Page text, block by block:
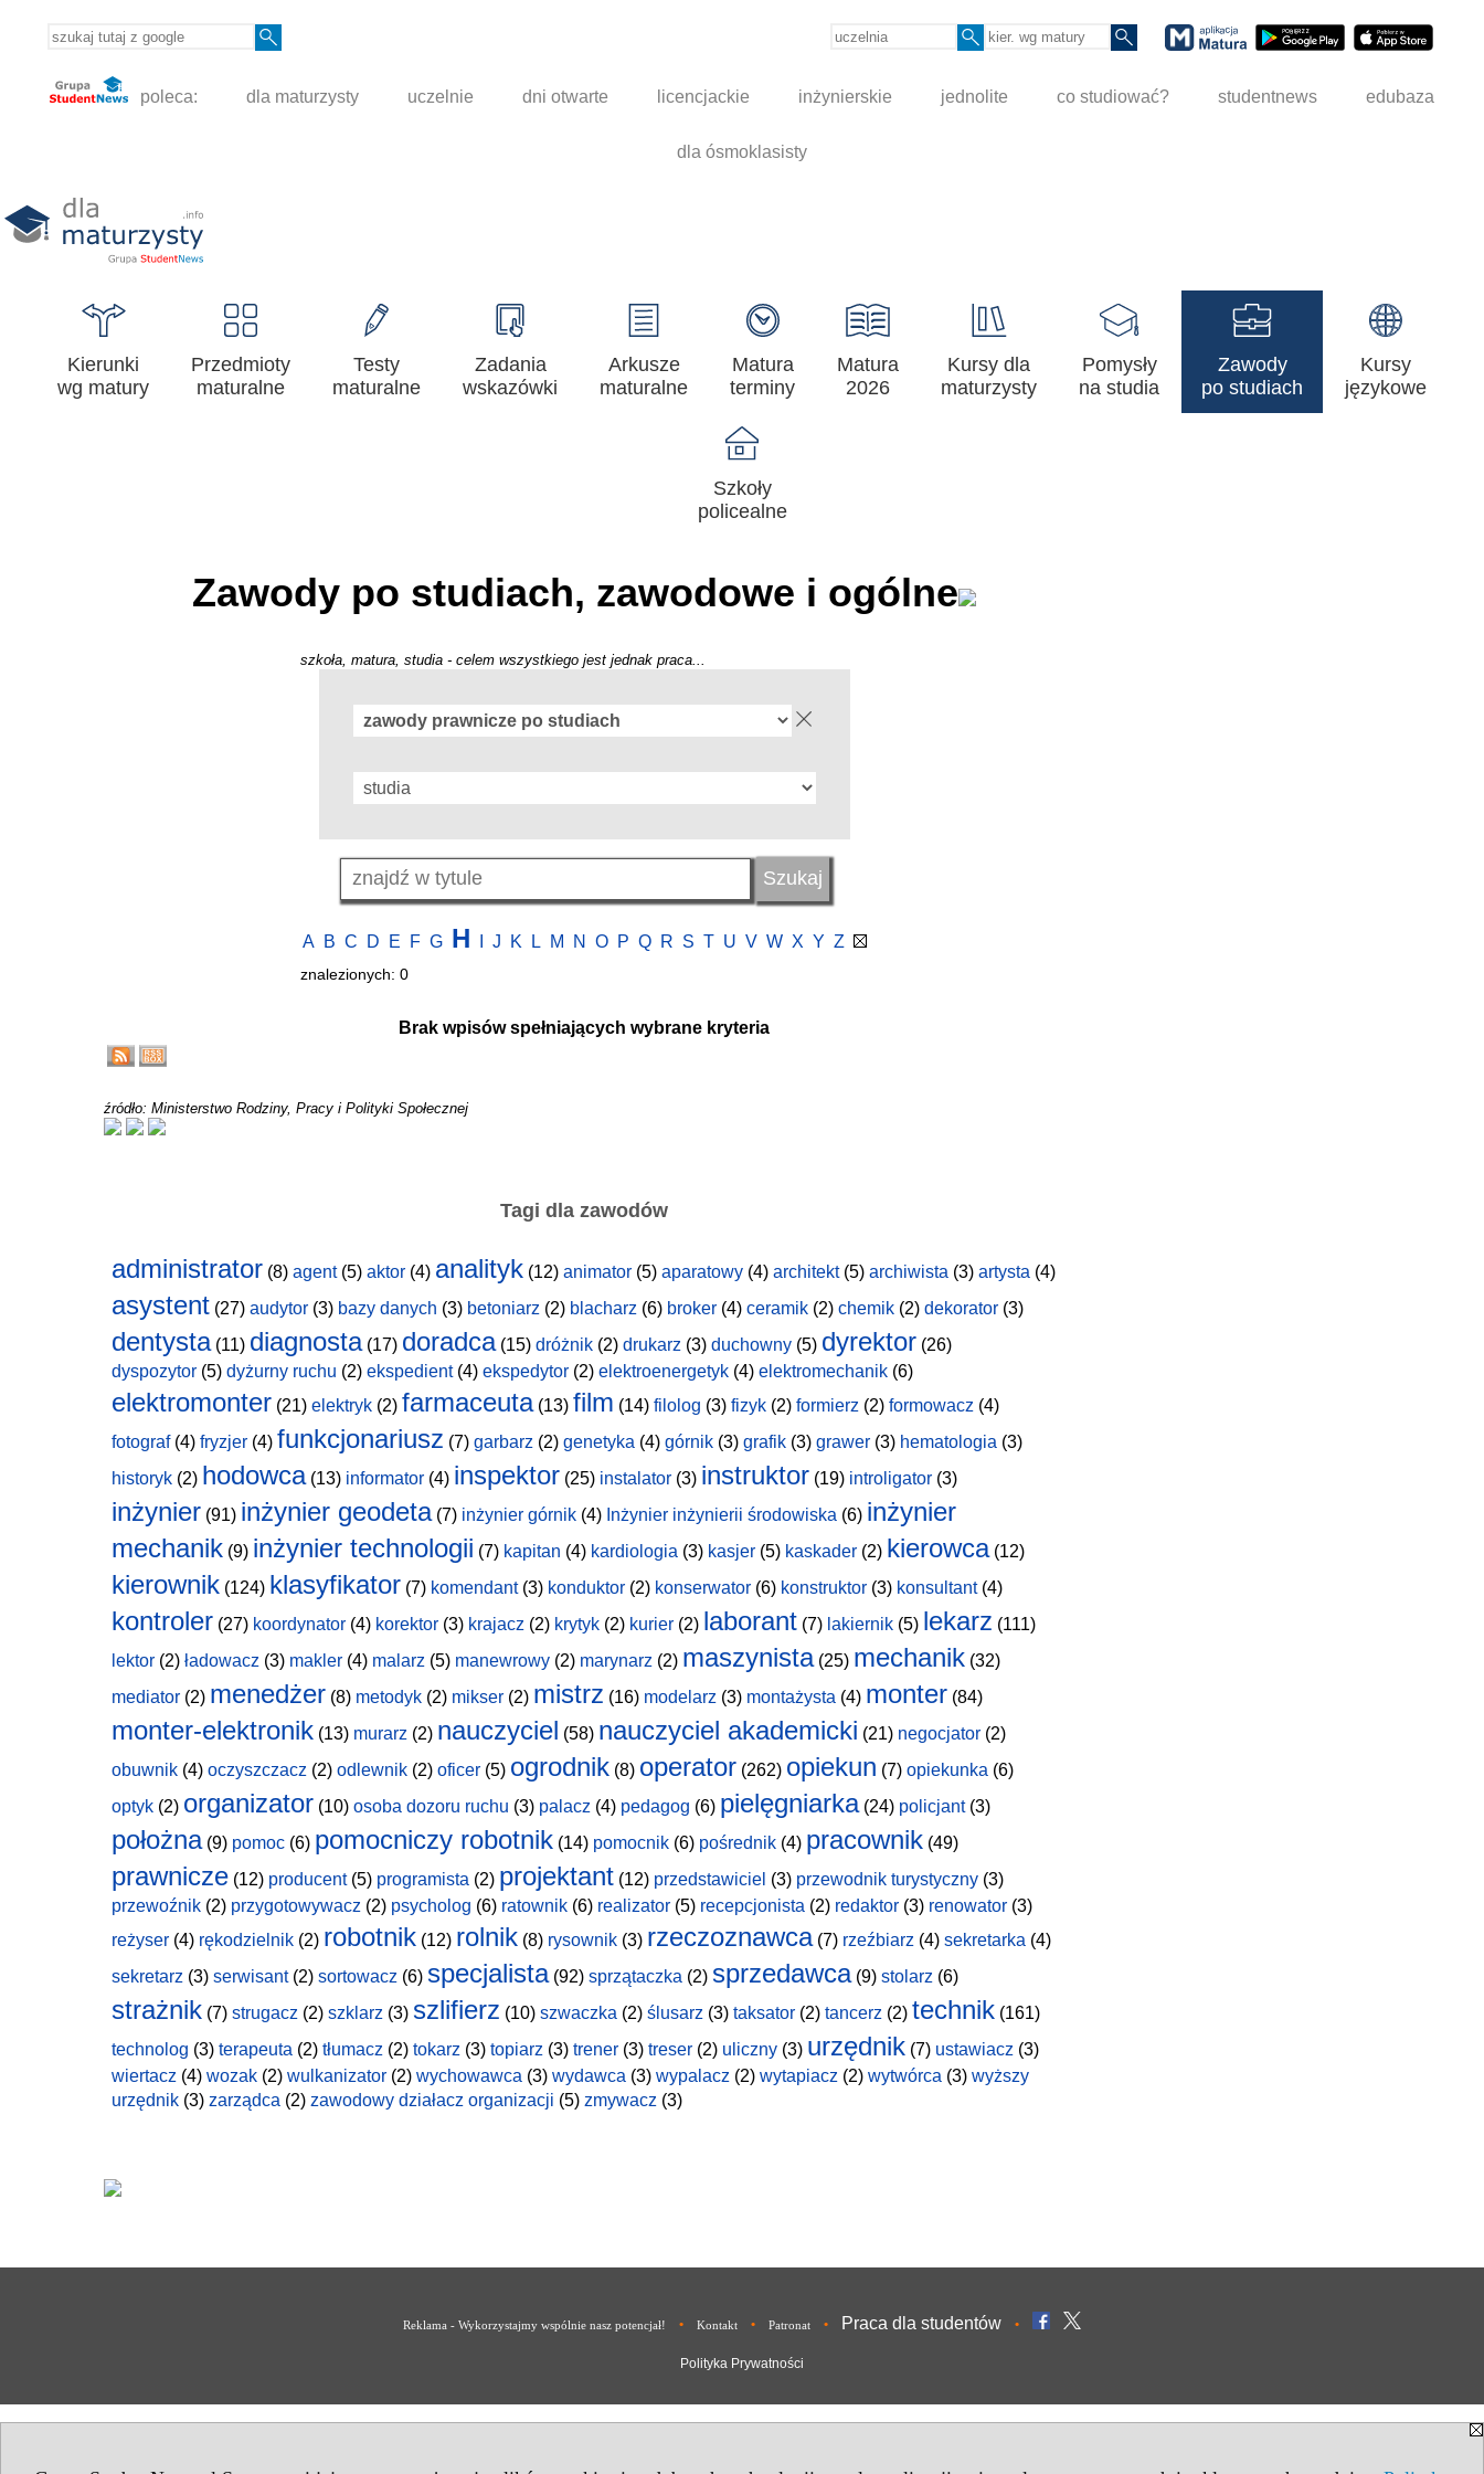
poleca: dla maturzysty uczelnie dni otwarte licencjackie inżynierskie jednolite co studiować? studentnews edubaza
dla ósmoklasisty
Kierunki
wg matury
Przedmioty
maturalne
Testy
maturalne
Zadania
wskazówki
Arkusze
maturalne
Matura
terminy
Matura
2026
Kursy dla
maturzysty
Pomysły
na studia
Zawody
po studiach
Kursy
językowe
Szkoły
policealne
Zawody po studiach, zawodowe i ogólne
szkoła, matura, studia - celem wszystkiego jest jednak praca...
A B C D E F G H J K L M N O P Q R S T U V W X Y Z
znalezionych: 0
Brak wpisów spełniających wybrane kryteria
źródło: Ministerstwo Rodziny, Pracy i Polityki Społecznej
Tagi dla zawodów
administrator (8) agent(5) aktor (4) analityk (12) animator (5) aparatowy (4) architekt(5) archiwista (3) artysta (4)
asystent (27) audytor (3) bazy danych (3) betoniarz (2) blacharz (6) broker (4) ceramik (2) chemik (2) dekorator (3)
dentysta(11) diagnosta(17) doradca(15) dróżnik (2) drukarz (3) duchowny (5) dyrektor (26)
dyspozytor (5) dyżurny ruchu (2) ekspedient(4) ekspedytor (2) elektroenergetyk (4) elektromechanik (6)
elektromonter (21) elektryk (2) farmaceuta(13) film (14) filolog (3) fizyk (2) formierz (2) formowacz (4)
fotograf(4) fryzjer (4) funkcjonariusz (7) garbarz (2) genetyka (4) górnik (3) grafik (3) grawer (3) hematologia (3)
historyk (2) hodowca(13) informator (4) inspektor (25) instalator (3) instruktor (19) introligator (3)
inżynier (91) inżynier geodeta(7) inżynier górnik (4) Inżynier inżynierii środowiska (6) inżynier
mechanik (9) inżynier technologii (7) kapitan (4) kardiologia (3) kasjer (5) kaskader (2) kierowca(12)
kierownik (124) klasyfikator (7) komendant(3) konduktor (2) konserwator (6) konstruktor (3) konsultant(4)
kontroler (27) koordynator (4) korektor (3) krajacz (2) krytyk (2) kurier (2) laborant (7) lakiernik (5) lekarz (111)
lektor (2) ładowacz (3) makler (4) malarz (5) manewrowy (2) marynarz (2) maszynista(25) mechanik (32)
mediator (2) menedżer (8) metodyk (2) mikser (2) mistrz (16) modelarz (3) montażysta (4) monter (84)
monter-elektronik (13) murarz (2) nauczyciel (58) nauczyciel akademicki (21) negocjator (2)
obuwnik (4) oczyszczacz (2) odlewnik (2) oficer (5) ogrodnik (8) operator (262) opiekun (7) opiekunka (6)
optyk (2) organizator (10) osoba dozoru ruchu (3) palacz (4) pedagog (6) pielęgniarka(24) policjant(3)
położna(9) pomoc (6) pomocniczy robotnik (14) pomocnik (6) pośrednik (4) pracownik (49)
prawnicze (12) producent(5) programista (2) projektant (12) przedstawiciel (3) przewodnik turystyczny (3)
przewoźnik (2) przygotowywacz (2) psycholog (6) ratownik (6) realizator (5) recepcjonista (2) redaktor (3) renowator (3)
reżyser (4) rękodzielnik (2) robotnik (12) rolnik (8) rysownik (3) rzeczoznawca(7) rzeźbiarz (4) sekretarka (4)
sekretarz (3) serwisant(2) sortowacz (6) specjalista(92) sprzątaczka (2) sprzedawca(9) stolarz (6)
strażnik (7) strugacz (2) szklarz (3) szlifierz (10) szwaczka (2) ślusarz (3) taksator (2) tancerz (2) technik (161)
technolog (3) terapeuta (2) tłumacz (2) tokarz (3) topiarz (3) trener (3) treser (2) uliczny (3) urzędnik (7) ustawiacz (3)
wiertacz (4) wozak (2) wulkanizator (2) wychowawca (3) wydawca (3) wypalacz (2) wytapiacz (2) wytwórca (3) wyższy
urzędnik (3) zarządca (2) zawodowy działacz organizacji (5) zmywacz (3)
Reklama - Wykorzystajmy wspólnie nasz potencjał! • Kontakt • Patronat • Praca dla studentów •
Polityka Prywatności